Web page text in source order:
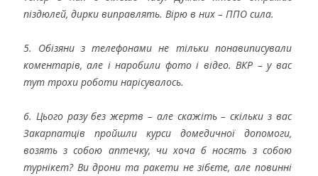
піздюлей, дирки виправлять. Вірю в них – ППО сила.
5. Обізяни з телефонами не тільки понавиписували
коментарів, але і наробили фото і відео. ВКР – у вас
тут трохи роботи нарісувалось.
6. Цього разу без жертв – але скажіть – скільки з вас
Закарпатців пройшли курси домедичної допомоги,
возять з собою аптечку, чи хоча б носять з собою
турнікет? Ви дрони та ракети не зібєте, але повинні